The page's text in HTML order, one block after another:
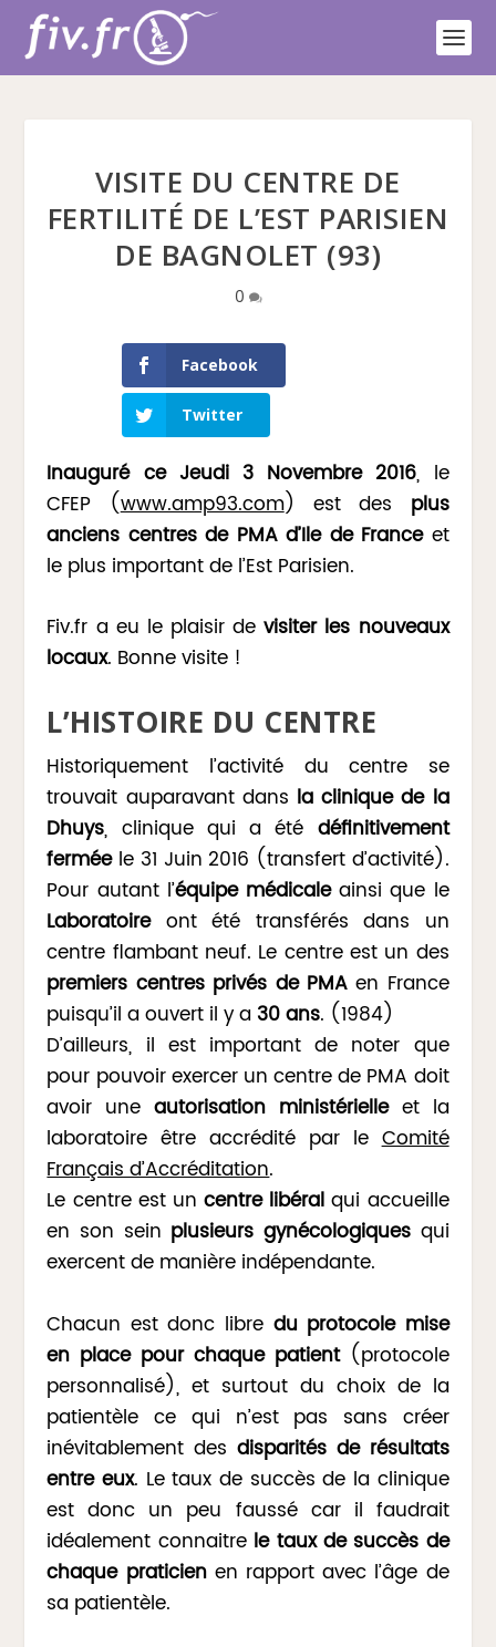
VISITE DU CENTRE DE
FERTILITÉ DE L’EST PARISIEN
DE BAGNOLET (93)
0
Facebook
Twitter
Inauguré ce Jeudi 3 Novembre 2016, le
CFEP (www.amp93.com) est des plus
anciens centres de PMA d’Ile de Franceet
le plus important de l’Est Parisien.
Fiv.fr a eu le plaisir devisiter les nouveaux
locaux. Bonne visite !
L’HISTOIRE DU CENTRE
Historiquement l’activité du centre se
trouvait auparavant dans la clinique de la
Dhuys, clinique qui a été définitivement
ferméele 31 Juin 2016 (transfert d’activité).
Pour autant l’équipe médicaleainsi que le
Laboratoireont été transférés dans un
centre flambant neuf. Le centre est un des
premiers centres privés de PMAen France
puisqu’il a ouvert il y a 30 ans. (1984)
D’ailleurs, il est important de noter que
pour pouvoir exercer un centre de PMA doit
avoir uneautorisation ministérielleet la
laboratoire être accrédité par leComité
Français d’Accréditation.
Le centre est uncentre libéral qui accueille
en son sein plusieurs gynécologiquesqui
exercent de manière indépendante.
Chacun est donc libre du protocole mise
en place pour chaque patient(protocole
personnalisé), et surtout du choix de la
patientèle ce qui n’est pas sans créer
inévitablement des disparités de résultats
entre eux. Le taux de succès de la clinique
est donc un peu faussé car il faudrait
idéalement connaitre le taux de succès de
chaque praticienen rapport avec l’âge de
sa patientèle.